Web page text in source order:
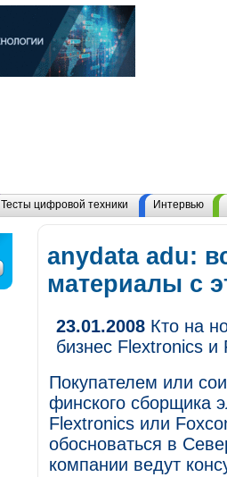
Тесты цифровой техники Интервью
anydata adu:
материалы с
23.01.2008 Кто на
бизнес Flextronics и
Покупателем или
финского сборщика
Flextronics или
обосноваться в
компании ведут